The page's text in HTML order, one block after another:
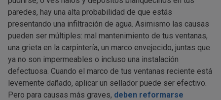
paredes, hay una alta probabilidad de que estás
presentando una infiltración de agua. Asimismo las causas
pueden ser múltiples: mal mantenimiento de tus ventanas,
una grieta en la carpintería, un marco envejecido, juntas que
ya no son impermeables o incluso una instalación
defectuosa. Cuando el marco de tus ventanas reciente está
levemente dañado, aplicar un sellador puede ser efectivo.
Pero para causas más graves, deben reformarse